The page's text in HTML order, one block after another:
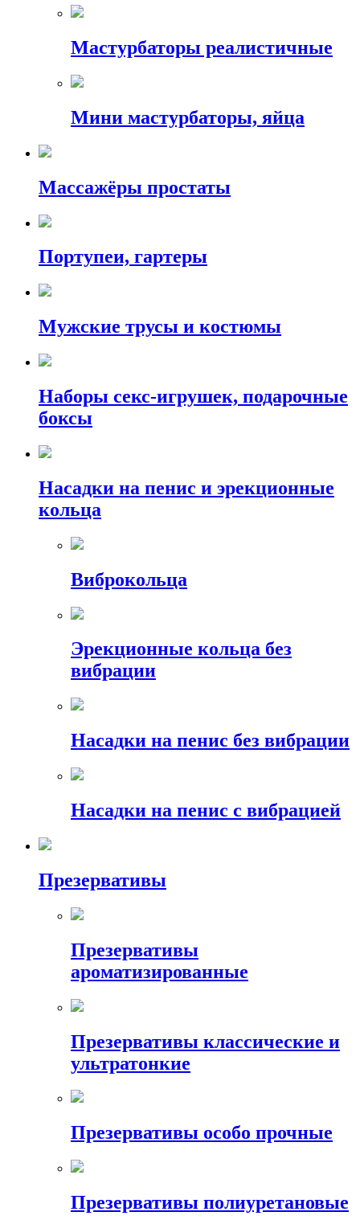
Мастурбаторы реалистичные
Мини мастурбаторы, яйца
Массажёры простаты
Портупеи, гартеры
Мужские трусы и костюмы
Наборы секс-игрушек, подарочные
боксы
Насадки на пенис и эрекционные
кольца
Виброкольца
Эрекционные кольца без
вибрации
Насадки на пенис без вибрации
Насадки на пенис с вибрацией
Презервативы
Презервативы
ароматизированные
Презервативы классические и
ультратонкие
Презервативы особо прочные
Презервативы полиуретановые